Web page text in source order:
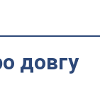
довгу